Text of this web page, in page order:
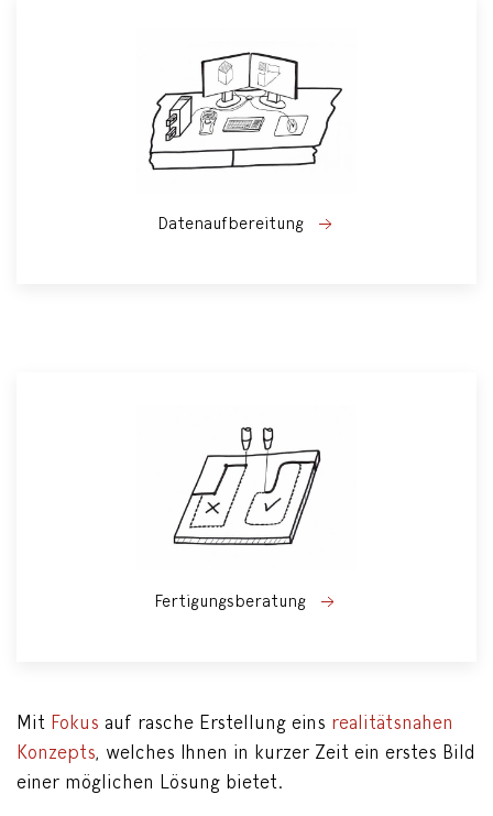
Datenaufbereitung
Fertigungsberatung
Mit Fokus auf rasche Erstellung eins realitätsnahen
Konzepts, welches Ihnen in kurzer Zeit ein erstes Bild
einer möglichen Lösung bietet.